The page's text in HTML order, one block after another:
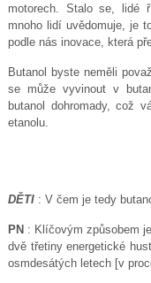
motorech. Stalo se, lidé
mnoho lidí uvědomuje, je
podle nás inovace, která
Butanol byste neměli
se může vyvinout v
butanol dohromady, což
etanolu.
DĚTI : V čem je tedy
PN : Klíčovým způsobem
dvě třetiny energetické
osmdesátých letech [v